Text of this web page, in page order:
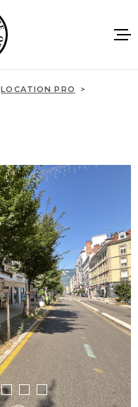
ACCUEIL
IMMOBILIER
AGENCE
ALERTE E-
CONTACT
LOCATION PRO